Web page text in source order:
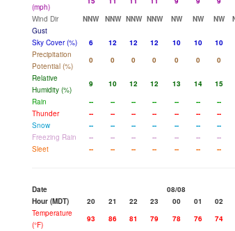
(mph)
Wind Dir
NNW NNW NNW NNW NW NW NW
Gust
Sky Cover (%)
6 12 12 12 10 10 10
Precipitation
Potential (%)
0 0 0 0 0 0 0
Relative
Humidity (%)
9 10 12 12 13 14 15
Rain
-- -- -- -- -- -- --
Thunder
-- -- -- -- -- -- --
Snow
-- -- -- -- -- -- --
Freezing Rain
-- -- -- -- -- -- --
Sleet
-- -- -- -- -- -- --
Date
08/08
Hour (MDT)
20 21 22 23 00 01 02
Temperature
(°F)
93 86 81 79 78 76 74